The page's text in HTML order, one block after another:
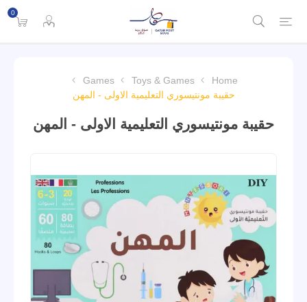
0
Home
Toys & Games
Games
حقيبة مونتيسوري التعليمية الاولى - المهن
حقيبة مونتيسوري التعليمية الاولى - المهن